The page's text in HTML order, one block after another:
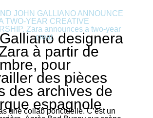
designera
à partir de
pour
des pièces
des archives de
espagnole
une collab ponctuelle. C’est un